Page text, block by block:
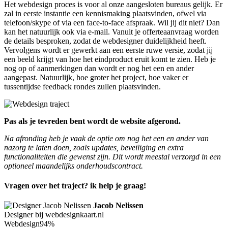
Het webdesign proces is voor al onze aangesloten bureaus gelijk. Er
zal in eerste instantie een kennismaking plaatsvinden, ofwel via
telefoon/skype of via een face-to-face afspraak. Wil jij dit niet? Dan
kan het natuurlijk ook via e-mail. Vanuit je offerteaanvraag worden
de details besproken, zodat de webdesigner duidelijkheid heeft.
Vervolgens wordt er gewerkt aan een eerste ruwe versie, zodat jij
een beeld krijgt van hoe het eindproduct eruit komt te zien. Heb je
nog op of aanmerkingen dan wordt er nog het een en ander
aangepast. Natuurlijk, hoe groter het project, hoe vaker er
tussentijdse feedback rondes zullen plaatsvinden.
Pas als je tevreden bent wordt de website afgerond.
Na afronding heb je vaak de optie om nog het een en ander van
nazorg te laten doen, zoals updates, beveiliging en extra
functionaliteiten die gewenst zijn. Dit wordt meestal verzorgd in een
optioneel maandelijks onderhoudscontract.
Vragen over het traject? ik help je graag!
Jacob Nelissen
Designer bij webdesignkaart.nl
Webdesign94%